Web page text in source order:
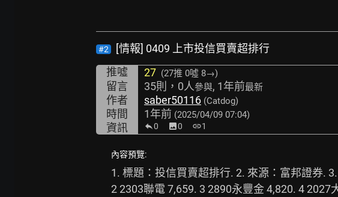
#2
[情報] 0409 上市投信買賣超排行
推噓
27 (27推 0噓 8→)
留言 35則，0人參與, 1年前最新
作者 saber50116 (Catdog)
時間 1年前 (2025/04/09 07:04)
資訊 0 image0 link1
內容預覽:
1. 標題：投信買賣超排行. 2. 來源：富邦證券. 3.
2 2303聯電 7,659. 3 2890永豐金 4,820. 4 2027